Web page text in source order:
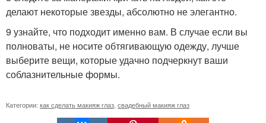
делают некоторые звезды, абсолютно не элегантно.
9 узнайте, что подходит именно вам. В случае если вы
полноваты, не носите обтягивающую одежду, лучше
выберите вещи, которые удачно подчеркнут ваши
соблазнительные формы.
Категории: как сделать макияж глаз, свадебный макияж глаз